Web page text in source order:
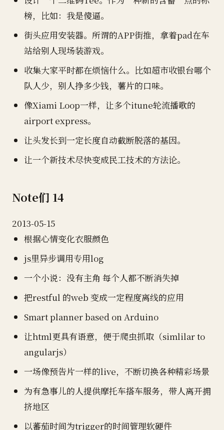
榜，比如：我是傻逼。
街头应用安装器。所谓的APP街推，拿着pad在车
站给别人现场装游戏。
收集大家平时都在烦恼什么。比如超市收银台哪个
队人少，别人挣多少钱，薯片的口味。
像Xiami Loop一样，让多个itune轮流播歌的
airport express。
让头发长到一定长度自动截断脱落的基因。
让一个新技术尽快变成民工技术的方法论。
Note们 14
2013-05-15
根据心情变化衣服颜色
js里异步调用专用log
一个小说：没有主角 每个人都不断消失掉
把restful 的web 变成一定程度离线的应用
Smart planner based on Arduino
让html更具有语意，便于爬虫抓取（simlilar to
angularjs）
一场像预告片一样的live，不断切换各种精彩场景
为有急事儿的人提供摩托车搭车服务，带人离开拥
挤地区
以蕃茄时间为trigger的时间管理软硬件